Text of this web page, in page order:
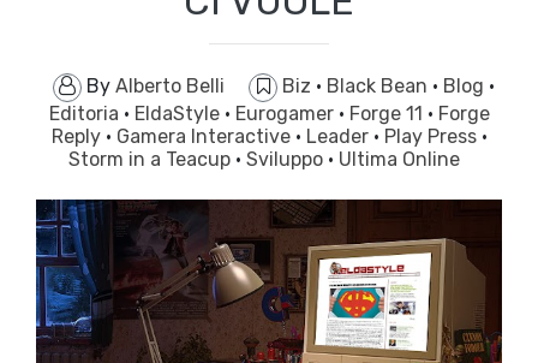
By Alberto Belli Biz · Black Bean · Blog ·
Editoria · EldaStyle · Eurogamer · Forge 11 · Forge
Reply · Gamera Interactive · Leader · Play Press ·
Storm in a Teacup · Sviluppo · Ultima Online